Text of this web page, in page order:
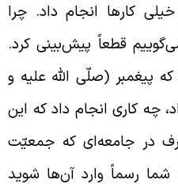
کارها انجام داد. چرا
قطعاً پیش‌بینی کرد.
(صلّی الله علیه و
کاری انجام داد که این
در جامعه‌ای که جمعیّت
رسماً وارد آن‌ها شوید